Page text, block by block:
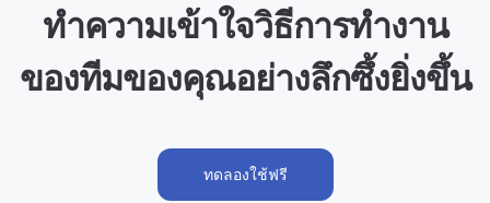
ทำความเข้าใจวิธีการทำงาน
ของทีมของคุณอย่างลึกซึ้งยิ่งขึ้น
ทดลองใช้ฟรี